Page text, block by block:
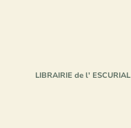
LIBRAIRIE de l' ESCURIAL